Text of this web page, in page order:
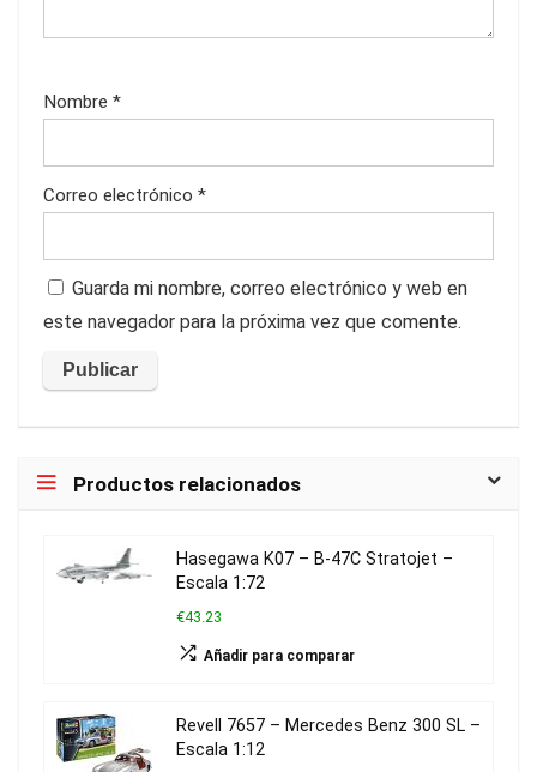
Nombre *
Correo electrónico *
Guarda mi nombre, correo electrónico y web en
este navegador para la próxima vez que comente.
Productos relacionados
Hasegawa K07 – B-47C Stratojet –
Escala 1:72
€43.23
Añadir para comparar
Revell 7657 – Mercedes Benz 300 SL –
Escala 1:12